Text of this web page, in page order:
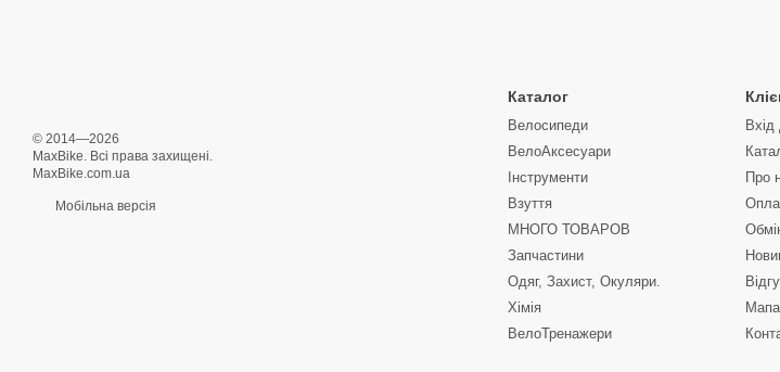
© 2014—2026
MaxBike. Всі права захищені.
MaxBike.com.ua
Мобільна версія
Каталог
Велосипеди
ВелоАксесуари
Інструменти
Взуття
МНОГО ТОВАРОВ
Запчастини
Одяг, Захист, Окуляри.
Хімія
ВелоТренажери
Вхід
Про